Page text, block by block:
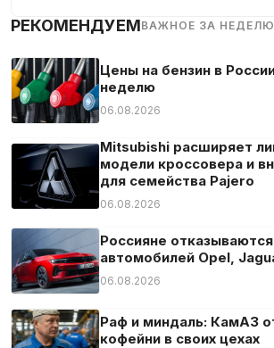
РЕКОМЕНДУЕМВАЖНОЕ ЗА НЕДЕЛЮ
Цены на бензин в
неделю
06.08.2026
Mitsubishi расширяет
модели кроссовера и
для семейства Pajero
06.08.2026
Россияне
автомобилей Opel,
06.08.2026
Раф и миндаль: КамАЗ
кофейни в своих цехах